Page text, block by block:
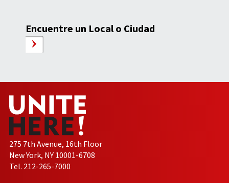
Encuentre un Local o Ciudad
275 7th Avenue, 16th Floor
New York, NY 10001-6708
Tel. 212-265-7000